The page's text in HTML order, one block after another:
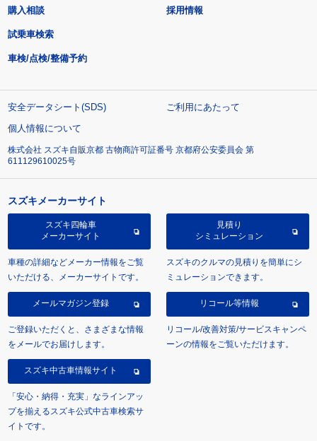
購入相談
試乗車検索
車検/点検/整備予約
採用情報
安全データシート(SDS)
ご利用にあたって
個人情報について
株式会社 スズキ自販京都 古物商許可証番号 京都府公安委員会 第
611129610025号
スズキメーカーサイト
スズキ四輪車
メーカーサイト
車種の詳細などメーカー情報をご覧
いただける、メーカーサイトです。
見積り
シミュレーション
スズキのクルマの見積りを簡単にシ
ミュレーションできます。
メールマガジン登録
ご登録いただくと、さまざまな情報
をメールでお届けします。
リコール等情報
リコール/改善対策/サービスキャンペ
ーンの情報をご覧いただけます。
スズキ中古車情報サイト
「安心・納得・充実」なラインアッ
プを揃えるスズキ公式中古車検索サ
イトです。